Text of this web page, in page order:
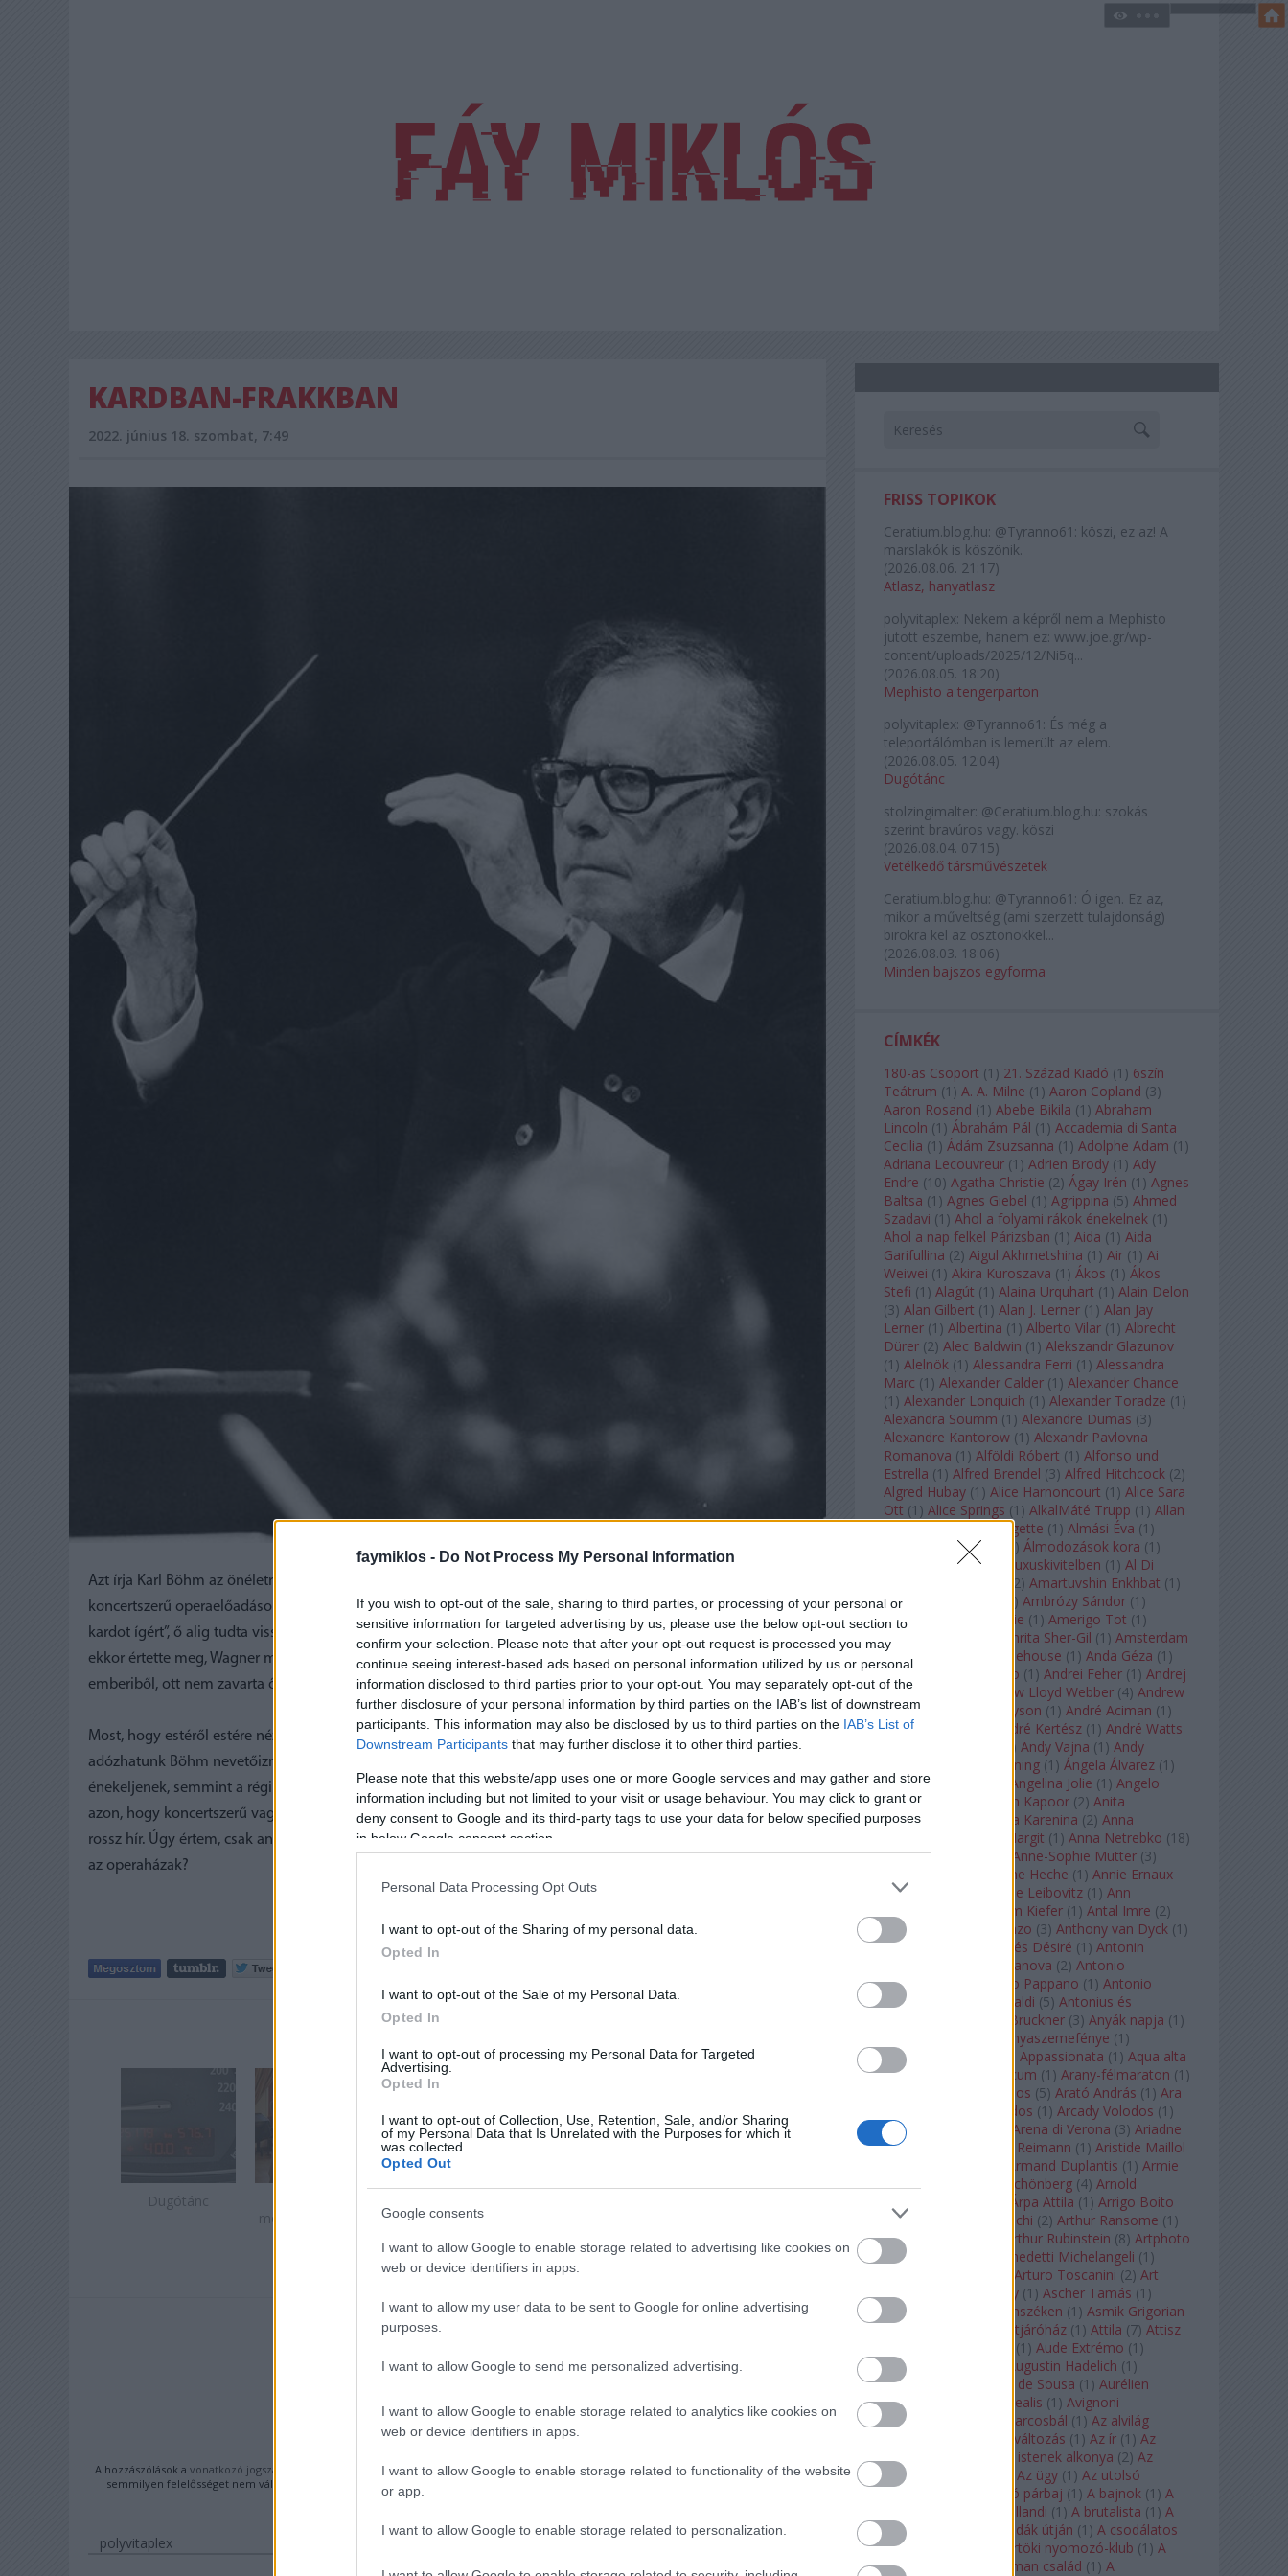
faymiklos - Do Not Process My Personal Information
If you wish to opt-out of the sale, sharing to third parties, or processing of your personal or
sensitive information for targeted advertising by us, please use the below opt-out section to
confirm your selection. Please note that after your opt-out request is processed you may
continue seeing interest-based ads based on personal information utilized by us or personal
information disclosed to third parties prior to your opt-out. You may separately opt-out of the
further disclosure of your personal information by third parties on the IAB’s list of downstream
participants. This information may also be disclosed by us to third parties on the IAB’s List of
Downstream Participants that may further disclose it to other third parties.
Please note that this website/app uses one or more Google services and may gather and store
information including but not limited to your visit or usage behaviour. You may click to grant or
deny consent to Google and its third-party tags to use your data for below specified purposes
in below Google consent section.
Personal Data Processing Opt Outs
I want to opt-out of the Sharing of my personal data.
Opted In
I want to opt-out of the Sale of my Personal Data.
Opted In
I want to opt-out of processing my Personal Data for Targeted
Advertising.
Opted In
I want to opt-out of Collection, Use, Retention, Sale, and/or Sharing
of my Personal Data that Is Unrelated with the Purposes for which it
was collected.
Opted Out
Google consents
I want to allow Google to enable storage related to advertising like cookies on
web or device identifiers in apps.
I want to allow my user data to be sent to Google for online advertising
purposes.
I want to allow Google to send me personalized advertising.
I want to allow Google to enable storage related to analytics like cookies on
web or device identifiers in apps.
I want to allow Google to enable storage related to functionality of the website
or app.
I want to allow Google to enable storage related to personalization.
KARDBAN-FRAKKBAN
2022. június 18. szombat, 7:49
Azt írja Karl Böhm az önéletrajzában (magyarul Pontosan emlékszem a címe), hogy amikor a háború alatt
koncertszerű operaelőadások folytak, és Max Lorenz frakkban énekelte A walkürből azt, hogy „Apám egy jó
kardot ígért”, ő alig tudta visszatartani a nevetését. És rögtön tovább is gondolja a visszatartott nevetést, hogy
ekkor értette meg, Wagner mennyire a színpadi szituációból indult ki, míg Mozart mindig az általános
emberiből, ott nem zavarta őt a frakk.
Most, hogy estéről estére nézzük a frakkos Wotanokat és Siegfriedeket, egyfelől persze elismeréssel
adózhatunk Böhm nevetőizmainak, nem nagyon kellett őket ingerelni, másrészt, ugye, még inkább frakkban
énekeljenek, semmint a régi condrákban meg páncélokban. Amennyire én látom, senki nincs megakadva
azon, hogy koncertszerű vagy félig szcenírozott egy előadás. Csak azt nem tudom, hogy ez most jó vagy
rossz hír. Úgy értem, csak annyi a változás, hogy jobban értjük Wagnert, vagy egyre fölöslegesebbek lesznek
az operaházak?
Dugótánc
megválaszolatlan
A BEJEGYZÉS TRACKBACK CÍME:
KOMMENTEK:
A hozzászólások a vonatkozó jogszabályok értelmében felhasználói tartalomnak minősülnek, értük aszolgáltatás technikaiüzemeltetője
semmilyen felelősséget nem vállal, azokat nem ellenőrzi. Kifogás esetén forduljon a blog szerkesztőjéhez. Részletek a
feltételekben és az
polyvitaplex 2022.06.18. 09:11:06
FRISS TOPIKOK
Ceratium.blog.hu: @Tyranno61: köszi, ez az! A
marslakók is köszönik.
(2026.08.06. 21:17)
Atlasz, hanyatlasz
polyvitaplex: Nekem a képről nem a Mephisto
jutott eszembe, hanem ez: www.joe.gr/wp-
content/uploads/2025/12/Ni5q...
(2026.08.05. 18:20)
Mephisto a tengerparton
polyvitaplex: @Tyranno61: És még a
teleportálómban is lemerült az elem.
(2026.08.05. 12:04)
Dugótánc
stolzingimalter: @Ceratium.blog.hu: szokás
szerint bravúros vagy. köszi
(2026.08.04. 07:15)
Vetélkedő társművészetek
Ceratium.blog.hu: @Tyranno61: Ó igen. Ez az,
mikor a műveltség (ami szerzett tulajdonság)
birokra kel az ösztönökkel...
(2026.08.03. 18:06)
Minden bajszos egyforma
CÍMKÉK
180-as Csoport (1 ) 21. Század Kiadó (1 ) 6szín
Teátrum (1 ) A. A. Milne (1 ) Aaron Copland (3)
Aaron Rosand (1 ) Abebe Bikila (1 ) Abraham
Lincoln (1 ) Ábrahám Pál (1 ) Accademia di Santa
Cecilia (1 ) Ádám Zsuzsanna (1 ) Adolphe Adam (1 )
Adriana Lecouvreur (1 ) Adrien Brody (1 ) Ady
Endre (10) Agatha Christie (2) Ágay Irén (1 ) Agnes
Baltsa (1 ) Agnes Giebel (1 ) Agrippina (5) Ahmed
Szadavi (1 ) Ahol a folyami rákok énekelnek (1 )
Ahol a nap felkel Párizsban (1 ) Aida (1 ) Aida
Garifullina (2) Aigul Akhmetshina (1 ) Air (1 ) Ai
Weiwei (1 ) Akira Kuroszava (1 ) Ákos (1 ) Ákos
Stefi (1 ) Alagút (1 ) Alaina Urquhart (1 ) Alain Delon
(3) Alan Gilbert (1 ) Alan J. Lerner (1 ) Alan Jay
Lerner (1 ) Albertina (1 ) Alberto Vilar (1 ) Albrecht
Dürer (2) Alec Baldwin (1 ) Alekszandr Glazunov
(1 ) Alelnök (1 ) Alessandra Ferri (1 ) Alessandra
Marc (1 ) Alexander Calder (1 ) Alexander Chance
(1 ) Alexander Lonquich (1 ) Alexander Toradze (1 )
Alexandra Soumm (1 ) Alexandre Dumas (3)
Alexandre Kantorow (1 ) Alexandr Pavlovna
Romanova (1 ) Alföldi Róbert (1 ) Alfonso und
Estrella (1 ) Alfred Brendel (3) Alfred Hitchcock (2)
Algred Hubay (1 ) Alice Harnoncourt (1 ) Alice Sara
Ott (1 ) Alice Springs (1 ) AlkalMáté Trupp (1 ) Allan
Clayton (1) Allen Midgette (1 ) Almási Éva (1 )
Almásy László Ede
) Álmodozások kora (1 )
(1 Álom luxuskivitelben (1 ) Al Di
2) Amartuvshin Enkhbat (1 )
Ambroise Thomas
) Ambrózy Sándor (1 )
Ambrus Kyri
Amélie (1 ) Amerigo Tot (1 )
Amikor Galéria
Amrita Sher-Gil (1 ) Amsterdam
Baroque
Amy Winehouse (1 ) Anda Géza (1 )
Andrea del Verrocchio (1 ) Andrei Feher (1 ) Andrej
Tarkovszkij
Andrew Lloyd Webber (4) Andrew
Staples
Andrew Tyson (1 ) André Aciman (1 )
André Chenier
André Kertész (1 ) André Watts
) Andy Vajna (1 ) Andy
Anette Bening (1 ) Ángela Álvarez (1 )
Angela Lansbury
Angelina Jolie (1 ) Angelo
Badalamenti
Anish Kapoor (2) Anita
Rachvelishvili
Anna Karenina (2) Anna
Anna Margit (1 ) Anna Netrebko (18)
Anna Vinnitskaya
Anne-Sophie Mutter (3)
Anne Heche (1 ) Annie Ernaux
1) Annie Hall Annie Leibovitz (1 ) Ann
Anselm Kiefer (1 ) Antal Imre (2)
Anthony Roth Costanzo (3) Anthony van Dyck (1 )
Antinous
Antoine és Désiré (1 ) Antonin
Antonio Canova (2) Antonio
Margheriti
Antonio Pappano (1 ) Antonio
Salieri
Antonio Vivaldi (5) Antonius és
Anton Bruckner (3) Anyák napja (1 )
Anyaszemefénye (1 )
Apokalipszis most
Appassionata (1 ) Aqua alta
(1) Aquileia Aquincum (1 ) Arany-félmaraton (1 )
Arany János (5) Arató András (1 ) Ara
Arcadi Volodos (1 ) Arcady Volodos (1 )
Arcangelo Corelli
Arena di Verona (3) Ariadne
auf Naxos
Aribert Reimann (1 ) Aristide Maillol
Armand Duplantis (1 ) Armie
Hammer
Arnold Schönberg (4) Arnold
Árpa Attila (1 ) Arrigo Boito
) Artemisia Gentileschi (2) Arthur Ransome (1 )
Arthur Rimbaud
Arthur Rubinstein (8) Artphoto
Galéria
Arturo Benedetti Michelangeli (1 )
Arturo Toscanini (2) Art
Garfunkel
Art Shay (1 ) Ascher Tamás (1 )
Ascher Tamás Háromszéken (1 ) Asmik Grigorian
(2) Átjáróház (1 ) Attila (7) Attisz
(1 ) Aude Extrémo (1 )
Audrey Hepburn
Augustin Hadelich (1 )
Aurelianus
Aurelia de Sousa (1 ) Aurélien
Pascal
Aurora borealis (1 ) Avignoni
szerelmesek
Az álarcosbál (1 ) Az alvilág
Az átváltozás (1 ) Az ír (1 ) Az
isenheimi oltár
Az istenek alkonya (2) Az
olvasás éjszakája
Az ügy (1 ) Az utolsó
mohikán
Az utolsó párbaj (1 ) A bajnok (1 ) A
A bolygó hollandi (1 ) A brutalista (1 ) A
Chorus Line
A csodák útján (1 ) A csodálatos
mandarin
A csütörtöki nyomozó-klub (1 ) A
doktor úr
A Fabelman család (1 ) A